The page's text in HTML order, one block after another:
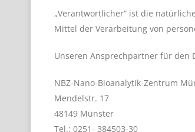
„Verantwortlicher“ ist die
Mittel der Verarbeitung von
Unseren Ansprechpartner für den
NBZ-Nano-Bioanalytik-Zentrum
Mendelstr. 17
48149 Münster
Tel.: 0251- 384503-30